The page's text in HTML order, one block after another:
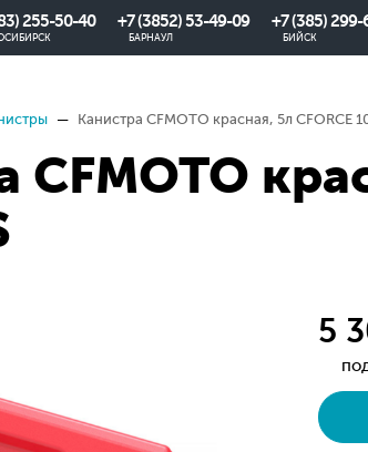
255-50-40 +7 (3852) 53-49-09
БАРНАУЛ
+7 (385)
БИЙСК
Канистра CFMOTO красная, 5л СFORCE
CFMOTO
5